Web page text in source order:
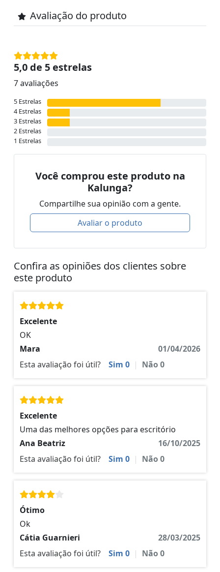
Avaliação do produto
5,0 de 5 estrelas
7 avaliações
5 Estrelas
4 Estrelas
3 Estrelas
2 Estrelas
1 Estrelas
Você comprou este produto na
Kalunga?
Compartilhe sua opinião com a gente.
Avaliar o produto
Confira as opiniões dos clientes sobre
este produto
Excelente
OK
Mara
01/04/2026
Esta avaliação foi útil?
Sim 0 | Não0
Excelente
Uma das melhores opções para escritório
Ana Beatriz
16/10/2025
Esta avaliação foi útil?
Sim 0 | Não0
Ótimo
Ok
Cátia Guarnieri
28/03/2025
Esta avaliação foi útil?
Sim 0 | Não0